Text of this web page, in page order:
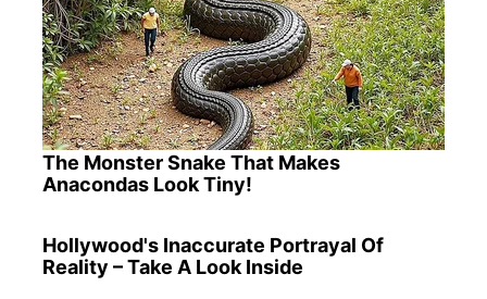
The Monster Snake That Makes
Anacondas Look Tiny!
Hollywood's Inaccurate Portrayal Of
Reality – Take A Look Inside